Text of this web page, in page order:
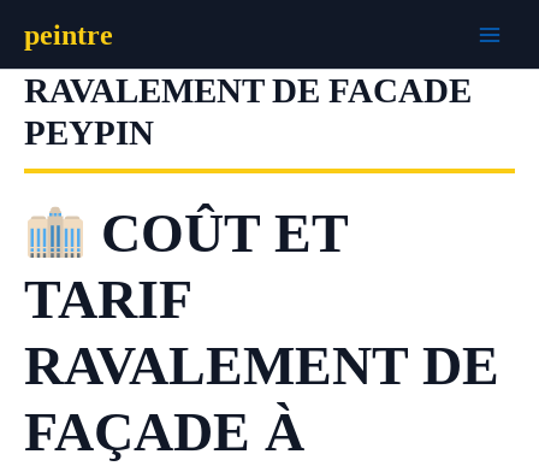
contenu
peintre
RAVALEMENT DE FACADE
PEYPIN
COÛT ET
TARIF
RAVALEMENT DE
FAÇADE À